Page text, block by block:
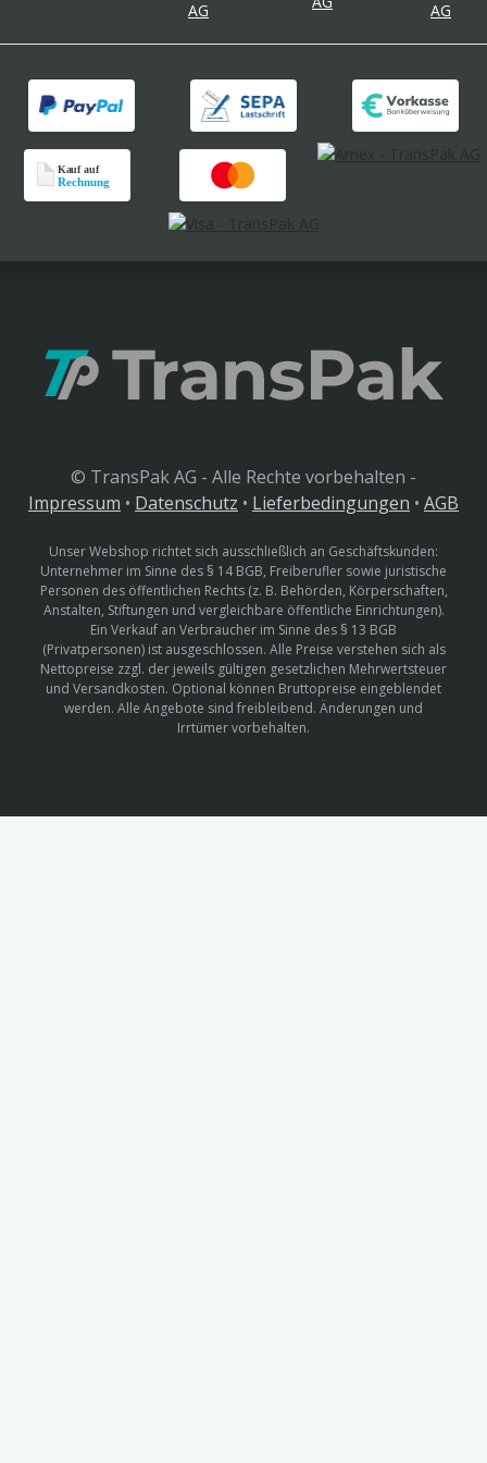
© TransPak AG - Alle Rechte vorbehalten -
Impressum • Datenschutz • Lieferbedingungen • AGB
Unser Webshop richtet sich ausschließlich an Geschäftskunden:
Unternehmer im Sinne des § 14 BGB, Freiberufler sowie juristische
Personen des öffentlichen Rechts (z. B. Behörden, Körperschaften,
Anstalten, Stiftungen und vergleichbare öffentliche Einrichtungen).
Ein Verkauf an Verbraucher im Sinne des § 13 BGB
(Privatpersonen) ist ausgeschlossen. Alle Preise verstehen sich als
Nettopreise zzgl. der jeweils gültigen gesetzlichen Mehrwertsteuer
und Versandkosten. Optional können Bruttopreise eingeblendet
werden. Alle Angebote sind freibleibend. Änderungen und
Irrtümer vorbehalten.